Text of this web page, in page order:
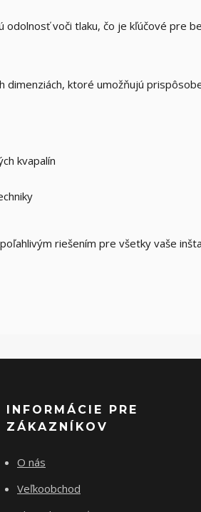
odolnosť voči tlaku, čo je kľúčové pre
dimenziách, ktoré umožňujú
kvapalín
riešením pre všetky vaše
INFORMÁCIE PRE
ZÁKAZNÍKOV
O nás
Veľkoobchod